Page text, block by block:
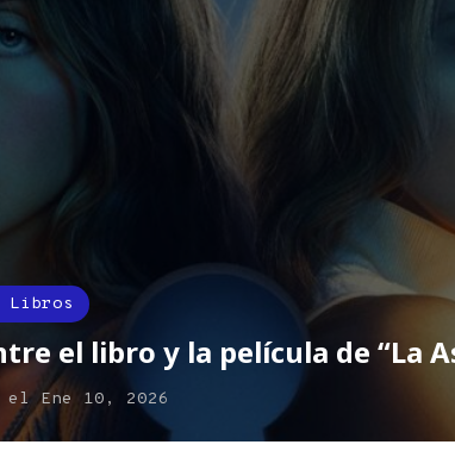
Libros
el libro y la película de “La
elEne 10, 2026